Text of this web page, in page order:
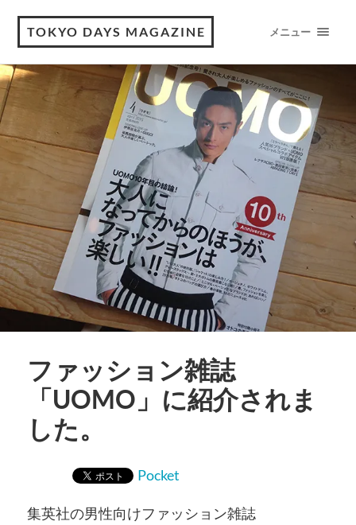
TOKYO DAYS MAGAZINE メニュー
ファッション雑誌
「UOMO」に紹介されま
した。
Pocket
集英社の男性向けファッション雑誌